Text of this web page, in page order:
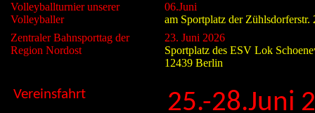
Volleyballturnier unserer
Volleyballer
06.Juni
am Sportplatz der
Zentraler Bahnsporttag der
Region Nordost
23. Juni 2026
Sportplatz des ESV Lok
12439 Berlin
Vereinsfahrt 25.-28.Juni